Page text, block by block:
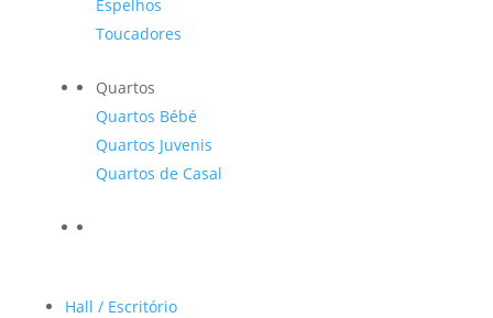
Espelhos
Toucadores
Quartos
Quartos Bébé
Quartos Juvenis
Quartos de Casal
Hall / Escritório